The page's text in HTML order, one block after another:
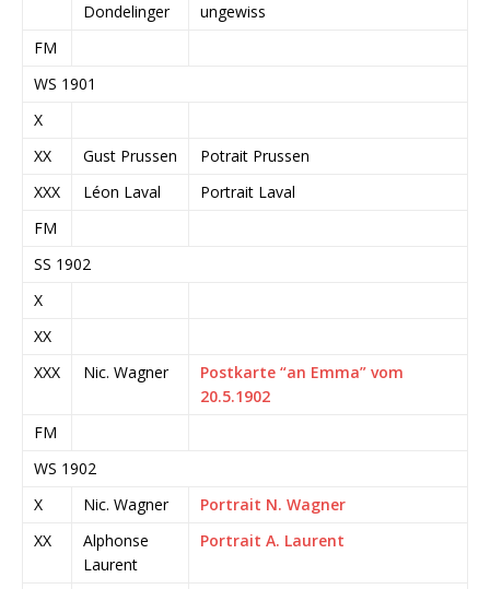
Dondelinger
ungewiss
FM
WS 1901
X
XX
Gust Prussen
Potrait Prussen
XXX
Léon Laval
Portrait Laval
FM
SS 1902
X
XX
XXX
Nic. Wagner
Postkarte “an Emma” vom
20.5.1902
FM
WS 1902
X
Nic. Wagner
Portrait N. Wagner
XX
Alphonse
Laurent
Portrait A. Laurent